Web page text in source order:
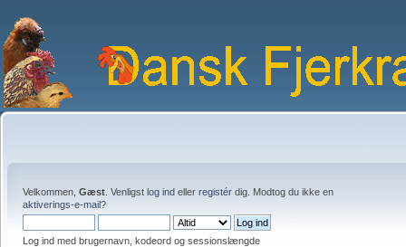
Velkommen, Gæst . Venligst log ind eller registér dig. Modtog du ikke en
aktiverings-e-mail?
Log ind med brugernavn, kodeord og sessionslængde